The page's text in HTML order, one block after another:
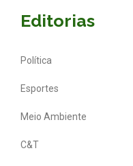
Editorias
Política
Esportes
Meio Ambiente
C&T